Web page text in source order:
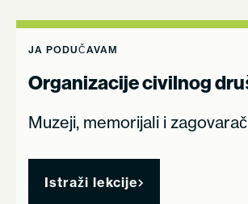
JA PODUČAVAM
Organizacije civilnog
Muzeji, memorijali i
Istraži lekcije